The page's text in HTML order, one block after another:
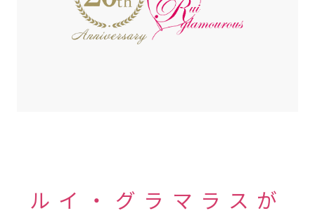
ルイ・グラマラスが